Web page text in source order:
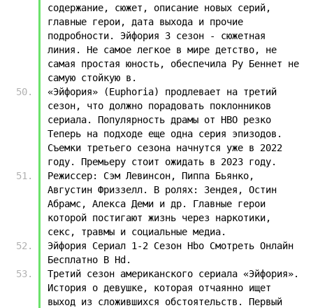
содержание, сюжет, описание новых серий,
главные герои, дата выхода и прочие
подробности. Эйфория 3 сезон - сюжетная
линия. Не самое легкое в мире детство, не
самая простая юность, обеспечила Ру Беннет не
самую стойкую в.
«Эйфория» (Euphoria) продлевает на третий
сезон, что должно порадовать поклонников
сериала. Популярность драмы от HBO резко
Теперь на подходе еще одна серия эпизодов.
Съемки третьего сезона начнутся уже в 2022
году. Премьеру стоит ожидать в 2023 году.
Режиссер: Сэм Левинсон, Пиппа Бьянко,
Августин Фриззелл. В ролях: Зендея, Остин
Абрамс, Алекса Деми и др. Главные герои
которой постигают жизнь через наркотики,
секс, травмы и социальные медиа.
Эйфория Сериал 1-2 Сезон Hbo Смотреть Онлайн
Бесплатно В Hd.
Третий сезон американского сериала «Эйфория».
История о девушке, которая отчаянно ищет
выход из сложившихся обстоятельств. Первый